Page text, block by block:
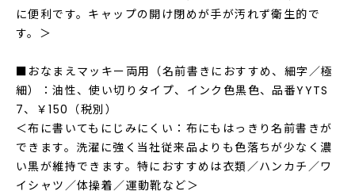
に便利です。キャップの開け閉めが手が汚れず衛生的で
す。＞
■おなまえマッキー両用（名前書きにおすすめ、細字／極
細）：油性、使い切りタイプ、インク色黒色、品番YYTS
7、￥150（税別）
＜布に書いてもにじみにくい：布にもはっきり名前書きが
できます。洗濯に強く当社従来品よりも色落ちが少なく濃
い黒が維持できます。特におすすめは衣類／ハンカチ／ワ
イシャツ／体操着／運動靴など＞